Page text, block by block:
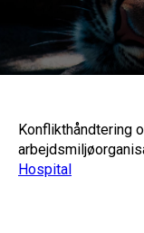
Konflikthåndtering
Hospital